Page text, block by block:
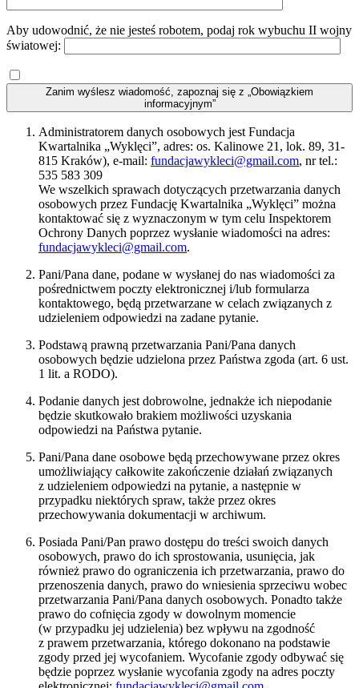
Aby udowodnić, że nie jesteś robotem, podaj rok wybuchu II wojny
światowej:
Zanim wyślesz wiadomość, zapoznaj się z „Obowiązkiem
informacyjnym”
Administratorem danych osobowych jest Fundacja
Kwartalnika „Wyklęci”, adres: os. Kalinowe 21, lok. 89, 31-
815 Kraków), e-mail: fundacjawykleci@gmail.com, nr tel.:
535 583 309
We wszelkich sprawach dotyczących przetwarzania danych
osobowych przez Fundację Kwartalnika „Wyklęci” można
kontaktować się z wyznaczonym w tym celu Inspektorem
Ochrony Danych poprzez wysłanie wiadomości na adres:
fundacjawykleci@gmail.com.
Pani/Pana dane, podane w wysłanej do nas wiadomości za
pośrednictwem poczty elektronicznej i/lub formularza
kontaktowego, będą przetwarzane w celach związanych z
udzieleniem odpowiedzi na zadane pytanie.
Podstawą prawną przetwarzania Pani/Pana danych
osobowych będzie udzielona przez Państwa zgoda (art. 6 ust.
1 lit. a RODO).
Podanie danych jest dobrowolne, jednakże ich niepodanie
będzie skutkowało brakiem możliwości uzyskania
odpowiedzi na Państwa pytanie.
Pani/Pana dane osobowe będą przechowywane przez okres
umożliwiający całkowite zakończenie działań związanych
z udzieleniem odpowiedzi na pytanie, a następnie w
przypadku niektórych spraw, także przez okres
przechowywania dokumentacji w archiwum.
Posiada Pani/Pan prawo dostępu do treści swoich danych
osobowych, prawo do ich sprostowania, usunięcia, jak
również prawo do ograniczenia ich przetwarzania, prawo do
przenoszenia danych, prawo do wniesienia sprzeciwu wobec
przetwarzania Pani/Pana danych osobowych. Ponadto także
prawo do cofnięcia zgody w dowolnym momencie
(w przypadku jej udzielenia) bez wpływu na zgodność
z prawem przetwarzania, którego dokonano na podstawie
zgody przed jej wycofaniem. Wycofanie zgody odbywać się
będzie poprzez wysłanie wycofania zgody na adres poczty